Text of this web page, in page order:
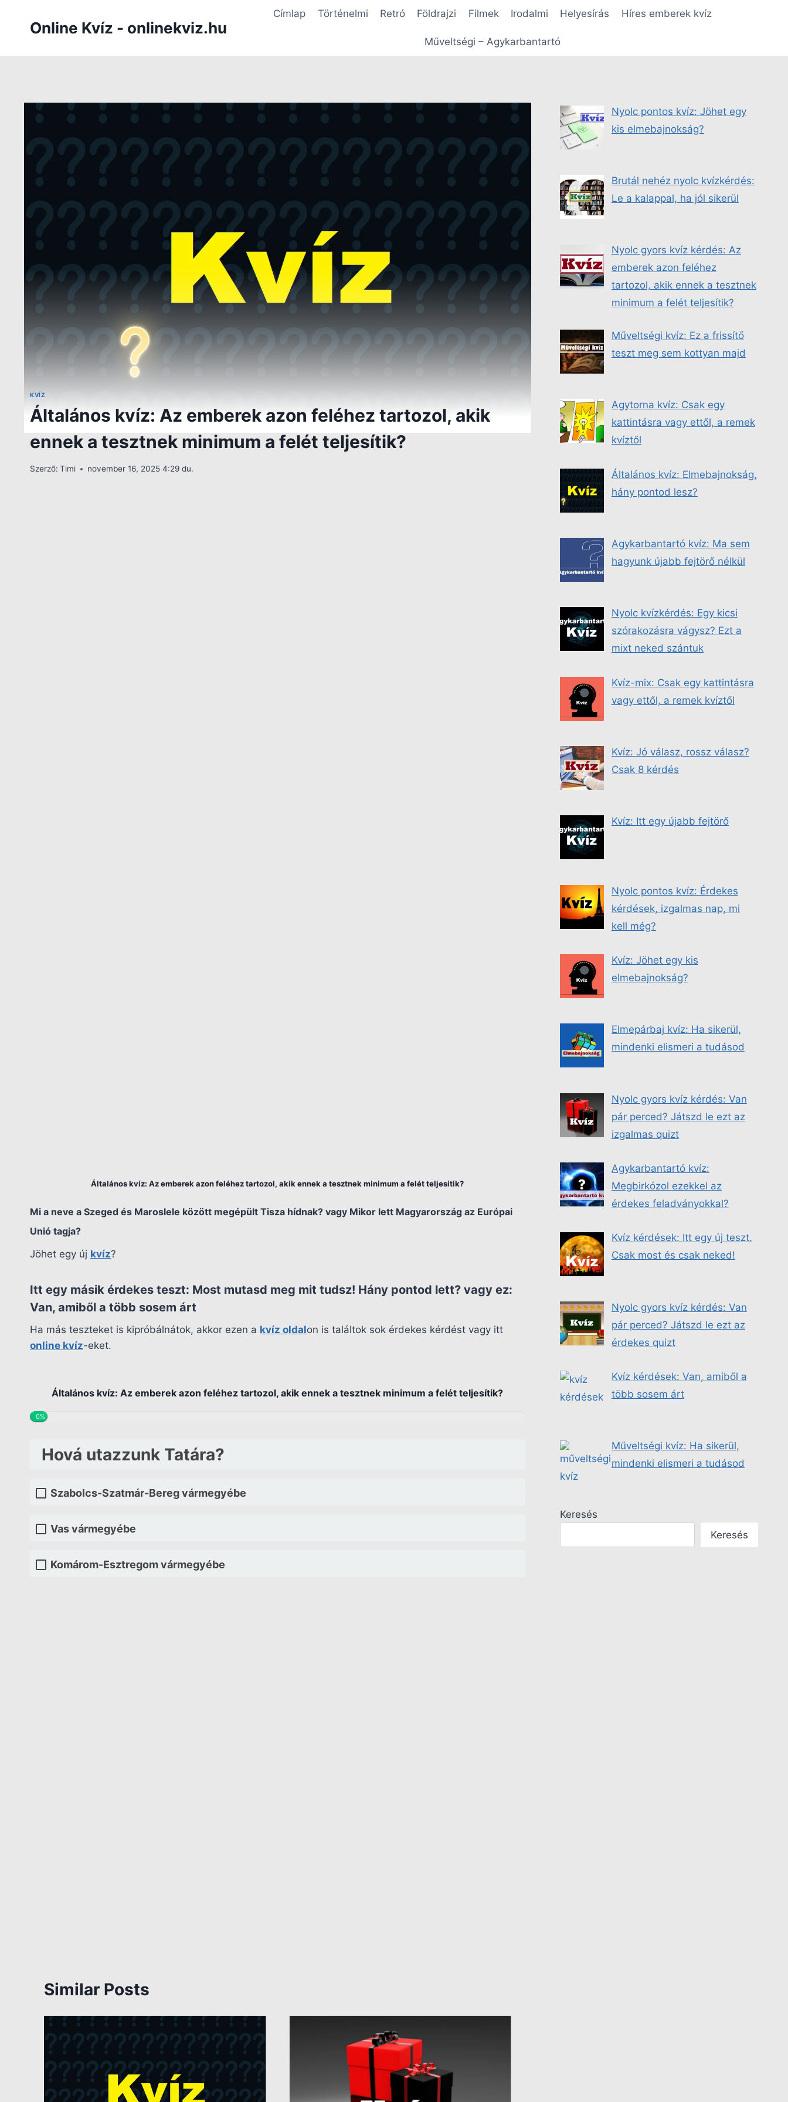
Online Kvíz - onlinekviz.hu
Címlap Történelmi Retró Földrajzi Filmek Irodalmi Helyesírás Híres emberek kvíz
Műveltségi – Agykarbantartó
KVÍZ
Általános kvíz: Az emberek azon feléhez tartozol, akik
ennek a tesztnek minimum a felét teljesítik?
Szerző: Timi november 16, 2025 4:29 du.
Általános kvíz: Az emberek azon feléhez tartozol, akik ennek a tesztnek minimum a felét teljesítik?
Mi a neve a Szeged és Maroslele között megépült Tisza hídnak? vagy Mikor lett Magyarország az Európai
Unió tagja?
Jöhet egy új kvíz?
Itt egy másik érdekes teszt: Most mutasd meg mit tudsz! Hány pontod lett? vagy ez:
Van, amiből a több sosem árt
Ha más teszteket is kipróbálnátok, akkor ezen a kvíz oldalon is találtok sok érdekes kérdést vagy itt
online kvíz-eket.
Általános kvíz: Az emberek azon feléhez tartozol, akik ennek a tesztnek minimum a felét teljesítik?
0%
Hová utazzunk Tatára?
Szabolcs-Szatmár-Bereg vármegyébe
Vas vármegyébe
Komárom-Esztregom vármegyébe
Similar Posts
Nyolc pontos kvíz: Jöhet egy
kis elmebajnokság?
Brutál nehéz nyolc kvízkérdés:
Le a kalappal, ha jól sikerül
Nyolc gyors kvíz kérdés: Az
emberek azon feléhez
tartozol, akik ennek a tesztnek
minimum a felét teljesítik?
Műveltségi kvíz: Ez a frissítő
teszt meg sem kottyan majd
Agytorna kvíz: Csak egy
kattintásra vagy ettől, a remek
kvíztől
Általános kvíz: Elmebajnokság,
hány pontod lesz?
Agykarbantartó kvíz: Ma sem
hagyunk újabb fejtörő nélkül
Nyolc kvízkérdés: Egy kicsi
szórakozásra vágysz? Ezt a
mixt neked szántuk
Kvíz-mix: Csak egy kattintásra
vagy ettől, a remek kvíztől
Kvíz: Jó válasz, rossz válasz?
Csak 8 kérdés
Kvíz: Itt egy újabb fejtörő
Nyolc pontos kvíz: Érdekes
kérdések, izgalmas nap, mi
kell még?
Kvíz: Jöhet egy kis
elmebajnokság?
Elmepárbaj kvíz: Ha sikerül,
mindenki elismeri a tudásod
Nyolc gyors kvíz kérdés: Van
pár perced? Játszd le ezt az
izgalmas quizt
Agykarbantartó kvíz:
Megbirkózol ezekkel az
érdekes feladványokkal?
Kvíz kérdések: Itt egy új teszt.
Csak most és csak neked!
Nyolc gyors kvíz kérdés: Van
pár perced? Játszd le ezt az
érdekes quizt
Kvíz kérdések: Van, amiből a
több sosem árt
Műveltségi kvíz: Ha sikerül,
mindenki elismeri a tudásod
Keresés
Keresés